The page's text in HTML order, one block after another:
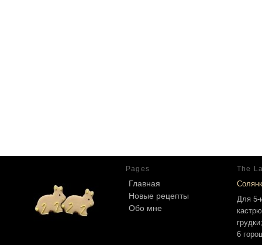
Pages
Главная
Новые рецепты
Обо мне
The
Для 5-
6